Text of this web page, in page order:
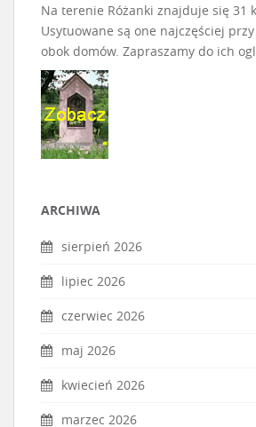
Na terenie Różanki znajduje się 31
Usytuowane są one najczęściej
obok domów. Zapraszamy do ich
ARCHIWA
sierpień 2026
lipiec 2026
czerwiec 2026
maj 2026
kwiecień 2026
marzec 2026